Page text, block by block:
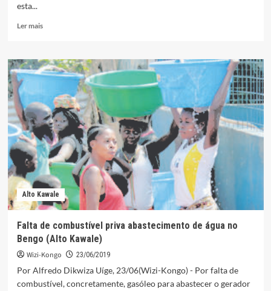
esta...
Ler maisLeia
Taata
Katuvanjesi
cumprirá
agenda
intensa
em
nova
viagem
a
Angola
Alto Kawale
Falta de combustível priva abastecimento de água no
Bengo (Alto Kawale)
Wizi-Kongo 23/06/2019
Por Alfredo Dikwiza Uíge, 23/06(Wizi-Kongo) - Por falta de
combustível, concretamente, gasóleo para abastecer o gerador